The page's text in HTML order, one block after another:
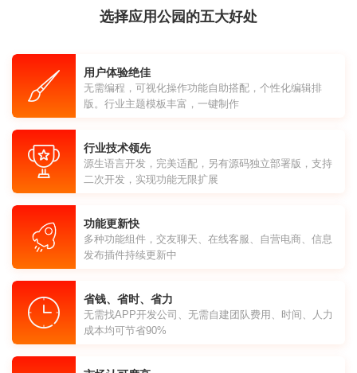
选择应用公园的五大好处
用户体验绝佳
无需编程，可视化操作功能自助搭配，个性化编辑排
版。行业主题模板丰富，一键制作
行业技术领先
源生语言开发，完美适配，另有源码独立部署版，支持
二次开发，实现功能无限扩展
功能更新快
多种功能组件，交友聊天、在线客服、自营电商、信息
发布插件持续更新中
省钱、省时、省力
无需找APP开发公司、无需自建团队费用、时间、人力
成本均可节省90%